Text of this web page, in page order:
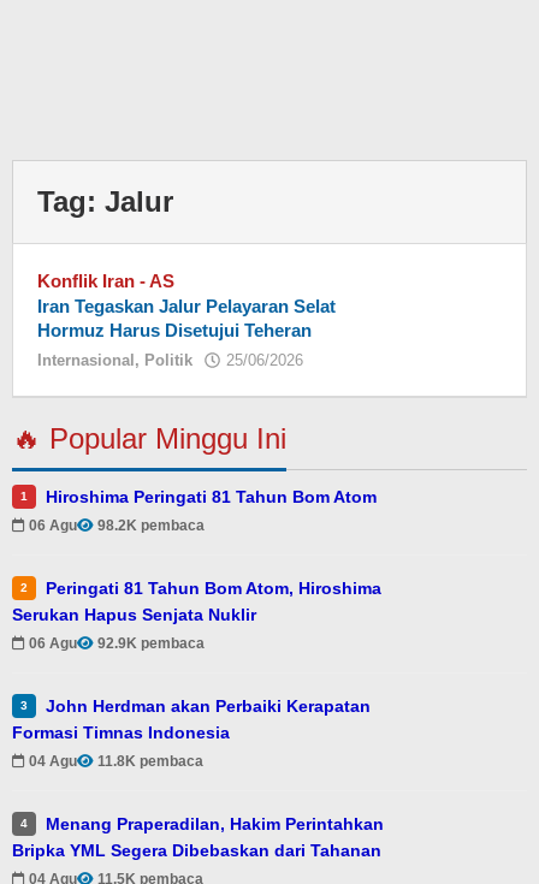
Tag: Jalur
Konflik Iran - AS
Iran Tegaskan Jalur Pelayaran Selat
Hormuz Harus Disetujui Teheran
Internasional , Politik 25/06/2026
🔥 Popular Minggu Ini
1 Hiroshima Peringati 81 Tahun Bom Atom
06 Agu 98.2K pembaca
2
Peringati 81 Tahun Bom Atom, Hiroshima
Serukan Hapus Senjata Nuklir
06 Agu 92.9K pembaca
3
John Herdman akan Perbaiki Kerapatan
Formasi Timnas Indonesia
04 Agu 11.8K pembaca
4
Menang Praperadilan, Hakim Perintahkan
Bripka YML Segera Dibebaskan dari Tahanan
04 Agu 11.5K pembaca